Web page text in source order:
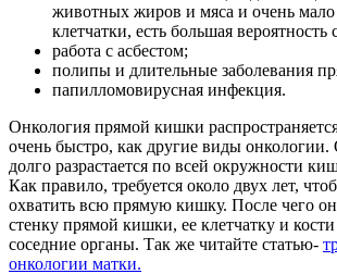
животных жиров и мяса и очень мало
клетчатки, есть большая вероятность
работа с асбестом;
полипы и длительные заболевания
папилломовирусная инфекция.
Онкология прямой кишки
очень быстро, как другие виды онкологии.
долго разрастается по всей окружности
Как правило, требуется около двух лет,
охватить всю прямую кишку. После чего
стенку прямой кишки, ее клетчатку и кости
соседние органы. Так же читайте статью-
онкологии матки.